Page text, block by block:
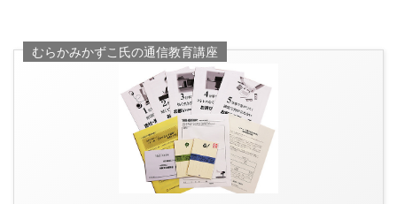
むらかみかずこ氏の通信教育講座